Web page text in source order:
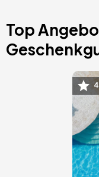
Top